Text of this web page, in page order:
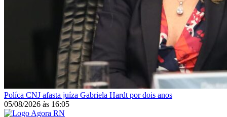
Políca CNJ afasta juíza Gabriela Hardt por dois anos
05/08/2026 às 16:05